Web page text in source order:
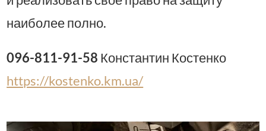
наиболее полно.
096-811-91-58 Константин Костенко
https://kostenko.km.ua/